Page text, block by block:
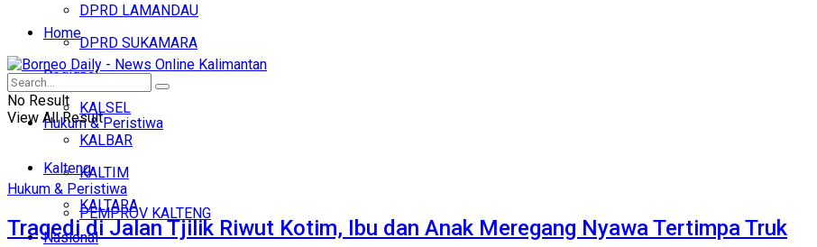
DPRD LAMANDAU
DPRD SUKAMARA
Regional
KALSEL
KALBAR
KALTIM
KALTARA
Nasional
Home
Headline
Hukum & Peristiwa
Kalteng
PEMPROV KALTENG
No Result
View All Result
Hukum & Peristiwa
Tragedi di Jalan Tjilik Riwut Kotim, Ibu dan Anak Meregang Nyawa Tertimpa Truk